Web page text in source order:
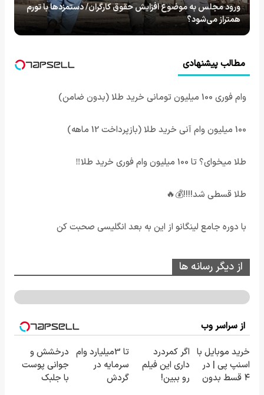
ورود مجلس به موضوع افزایش حقوق کارگران/ دستمزدها با تورم
همتراز می‌شود؟
مطالب پیشنهادی
وام فوری 100 میلیون تومانی خرید طلا (بدون ضامن)
100 میلیون وام آنی خرید طلا (بازپرداخت 12 ماهه)
طلا میخوای؟ تا 100 میلیون وام فوری خرید طلا‼️
طلا قسطی شد!!!!💰🔥
با دوره جامع لینگانو از این به بعد انگلیسی صحبت کن
از دیگر رسانه ها
از سراسر وب
خرید موبایل با
اسنپ پی | در
۴ قسط بدون
اگر کمردرد
داری این فیلم
رو ببین!
تا 3میلیارد وام
سرمایه در
گردش
درخشش و
جوانی پوست
با جلبک